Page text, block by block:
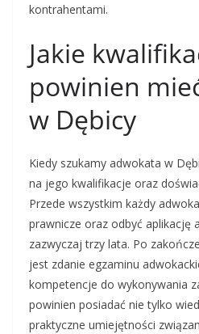
kontrahentami.
Jakie
powinien
w Dębicy
Kiedy szukamy adwokata w
na jego kwalifikacje oraz
Przede wszystkim każdy
prawnicze oraz odbyć aplikację
zazwyczaj trzy lata. Po
jest zdanie egzaminu
kompetencje do wykonywania
powinien posiadać nie tylko
praktyczne umiejętności